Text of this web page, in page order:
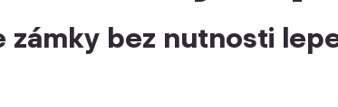
zámky bez nutnosti